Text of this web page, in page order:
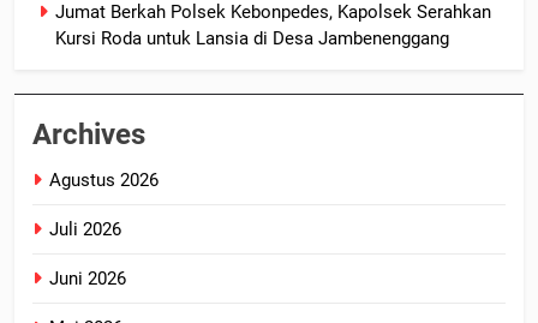
Jumat Berkah Polsek Kebonpedes, Kapolsek Serahkan
Kursi Roda untuk Lansia di Desa Jambenenggang
Archives
Agustus 2026
Juli 2026
Juni 2026